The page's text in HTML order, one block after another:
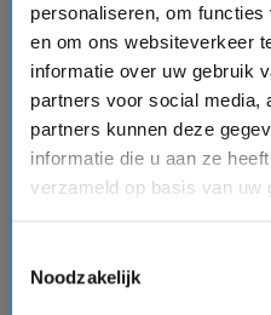
personaliseren, om
en om ons websiteverkeer
informatie over uw gebruik
partners voor social media,
partners kunnen deze
informatie die u aan ze
verzameld op basis van uw
Noodzakelijk
8 daagse Noord-Europa
AIDA Cruises
eventvan: 11-10-2026 - Tot: 18-10-
schedule8 dagen place Noord-Europa